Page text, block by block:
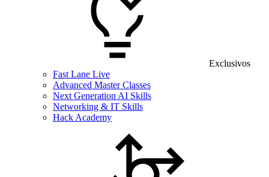
Exclusivos
Fast Lane Live
Advanced Master Classes
Next Generation AI Skills
Networking & IT Skills
Hack Academy